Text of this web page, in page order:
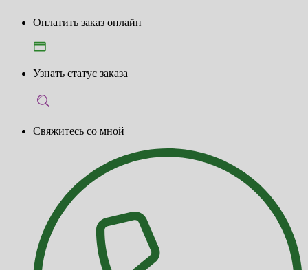
Оплатить заказ онлайн
Узнать статус заказа
Свяжитесь со мной